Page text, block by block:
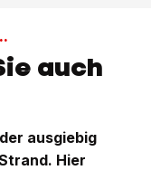
auch
ausgiebig
Hier